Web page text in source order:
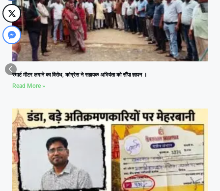
स्मार्ट मीटर लगाने का विरोध, कांग्रेस ने सहायक अभियंता को सौंपा ज्ञापन ।
Read More »